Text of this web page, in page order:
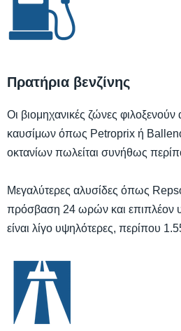
Πρατήρια βενζίνης
Οι βιομηχανικές ζώνες φιλοξενούν
καυσίμων όπως Petroprix ή
οκτανίων πωλείται συνήθως
Μεγαλύτερες αλυσίδες όπως
πρόσβαση 24 ωρών και επιπλέον
είναι λίγο υψηλότερες, περίπου